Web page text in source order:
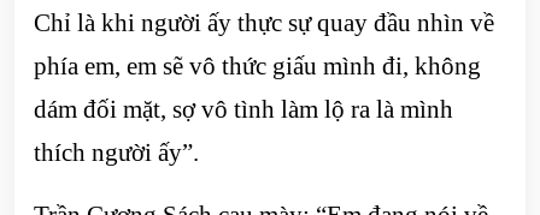
Chỉ là khi người ấy thực sự quay đầu nhìn về
phía em, em sẽ vô thức giấu mình đi, không
dám đối mặt, sợ vô tình làm lộ ra là mình
thích người ấy”.